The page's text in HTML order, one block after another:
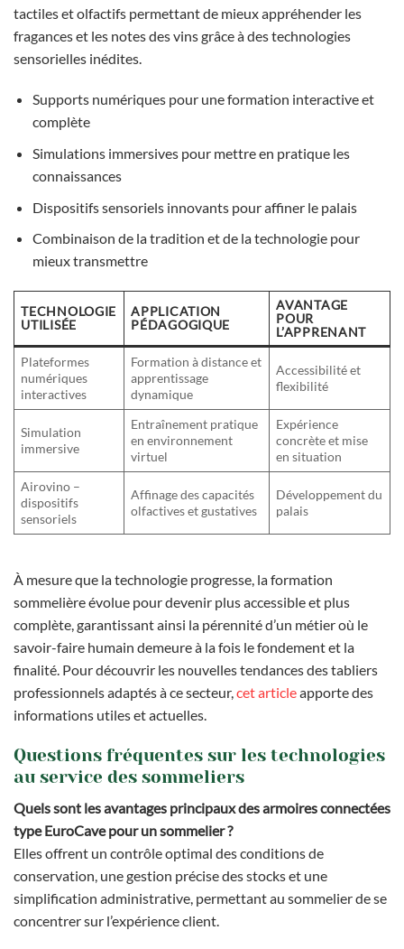
tactiles et olfactifs permettant de mieux appréhender les
fragances et les notes des vins grâce à des technologies
sensorielles inédites.
Supports numériques pour une formation interactive et
complète
Simulations immersives pour mettre en pratique les
connaissances
Dispositifs sensoriels innovants pour affiner le palais
Combinaison de la tradition et de la technologie pour
mieux transmettre
TECHNOLOGIE
UTILISÉE
APPLICATION
PÉDAGOGIQUE
AVANTAGE
POUR
L’APPRENANT
Plateformes
numériques
interactives
Formation à distance et
apprentissage
dynamique
Accessibilité et
flexibilité
Simulation
immersive
Entraînement pratique
en environnement
virtuel
Expérience
concrète et mise
en situation
Airovino –
dispositifs
sensoriels
Affinage des capacités
olfactives et gustatives
Développement du
palais
À mesure que la technologie progresse, la formation
sommelière évolue pour devenir plus accessible et plus
complète, garantissant ainsi la pérennité d’un métier où le
savoir-faire humain demeure à la fois le fondement et la
finalité. Pour découvrir les nouvelles tendances des tabliers
professionnels adaptés à ce secteur,cet articleapporte des
informations utiles et actuelles.
Questions fréquentes sur les technologies
au service des sommeliers
Quels sont les avantages principaux des armoires connectées
type EuroCave pour un sommelier ?
Elles offrent un contrôle optimal des conditions de
conservation, une gestion précise des stocks et une
simplification administrative, permettant au sommelier de se
concentrer sur l’expérience client.